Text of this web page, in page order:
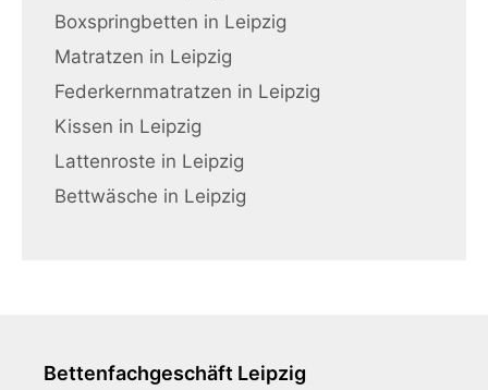
Boxspringbetten in Leipzig
Matratzen in Leipzig
Federkernmatratzen in Leipzig
Kissen in Leipzig
Lattenroste in Leipzig
Bettwäsche in Leipzig
Bettenfachgeschäft Leipzig